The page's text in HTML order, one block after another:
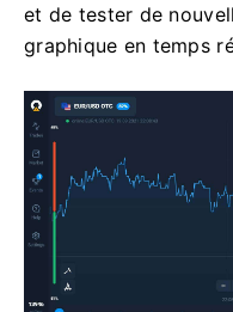
et de tester de
graphique en temps